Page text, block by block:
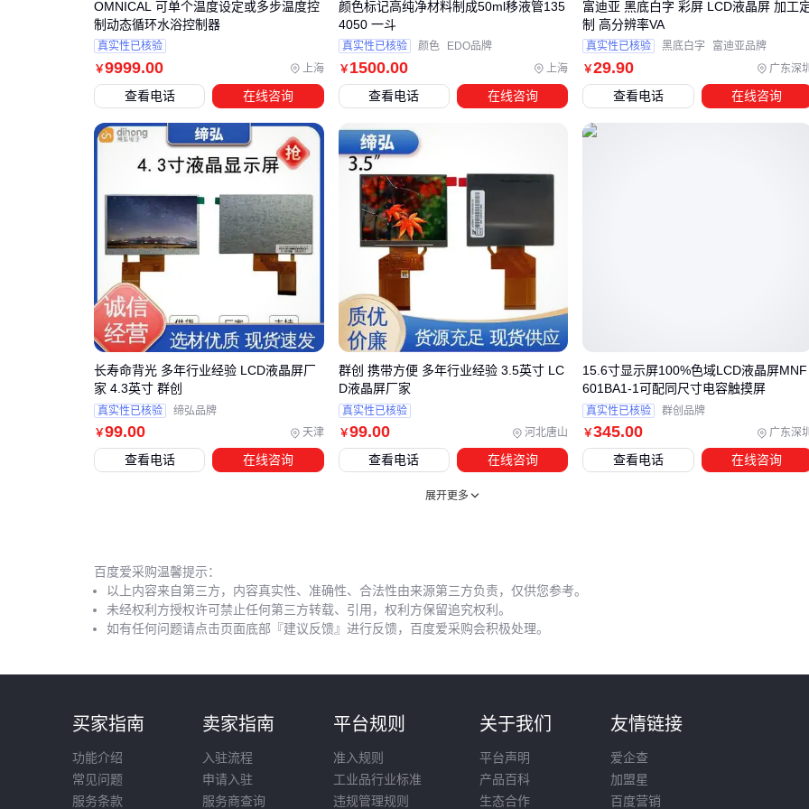
关键配套设备需要根据主屏特性匹配：
驱动板直接影响信号处理能力，工控场景需选择支持宽温运
背光模组决定显示均匀性，医疗设备优先考虑低蓝光设计的
12V显示器电源适配器
运输和安装环节的防护同样重要。
免运输途中的微裂纹隐患，而专业防静电手套和无尘环境可防
止组装时的静电损伤。这些看似细小的环节，往往决定了设备
配套设备的选择逻辑应遵循‘先匹配核心参数，再优化使用环
境’的原则，避免因小配件拖累整体性能表现。
五、这些使用细节能让液晶屏寿命延长30%
液晶屏的实际使用寿命往往与日常维护密切相关。在工业现
场，未使用
液晶屏遮光罩
的设备更容易因环境光反射导致操
存储时放置干燥剂，湿度变化可能引发内部结露
维护的本质是预防性管理，建立简单的点检表就能大幅降低突
发故障风险。
液晶屏选型的核心逻辑始终是场景优先：先明确车载、医疗或
￥9999.00 上海
OMNICAL 可单个温度设定或多步温度控
制动态循环水浴控制器
真实性已核验
查看电话 在线咨询
￥1500.00 上海
颜色标记高纯净材料制成50ml移液管135
4050 一斗
真实性已核验 颜色 EDO品牌
查看电话 在线咨询
￥29.90 广东深
富迪亚 黑底白字 彩屏 LCD液晶屏 加工
制 高分辨率VA
真实性已核验 黑底白字 富迪亚品牌
查看电话 在线咨询
￥99.00 天津
长寿命背光 多年行业经验 LCD液晶屏厂
家 4.3英寸 群创
真实性已核验 缔弘品牌
查看电话 在线咨询
￥99.00 河北唐山
群创 携带方便 多年行业经验 3.5英寸 LC
D液晶屏厂家
真实性已核验
查看电话 在线咨询
￥345.00 广东深
15.6寸显示屏100%色域LCD液晶屏MNF
601BA1-1可配同尺寸电容触摸屏
真实性已核验 群创品牌
查看电话 在线咨询
展开更多
百度爱采购温馨提示：
以上内容来自第三方，内容真实性、准确性、合法性由来源第三方负责，仅供您参考。
未经权利方授权许可禁止任何第三方转载、引用，权利方保留追究权利。
如有任何问题请点击页面底部『建议反馈』进行反馈，百度爱采购会积极处理。
买家指南
功能介绍
常见问题
服务条款
卖家指南
入驻流程
申请入驻
服务商查询
平台规则
准入规则
工业品行业标准
违规管理规则
关于我们
平台声明
产品百科
生态合作
友情链接
爱企查
加盟星
百度营销